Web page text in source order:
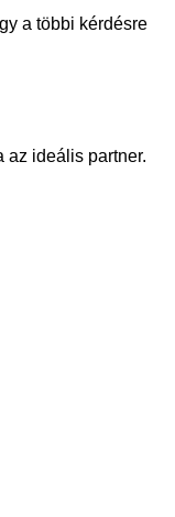
a többi kérdésre
az ideális partner.